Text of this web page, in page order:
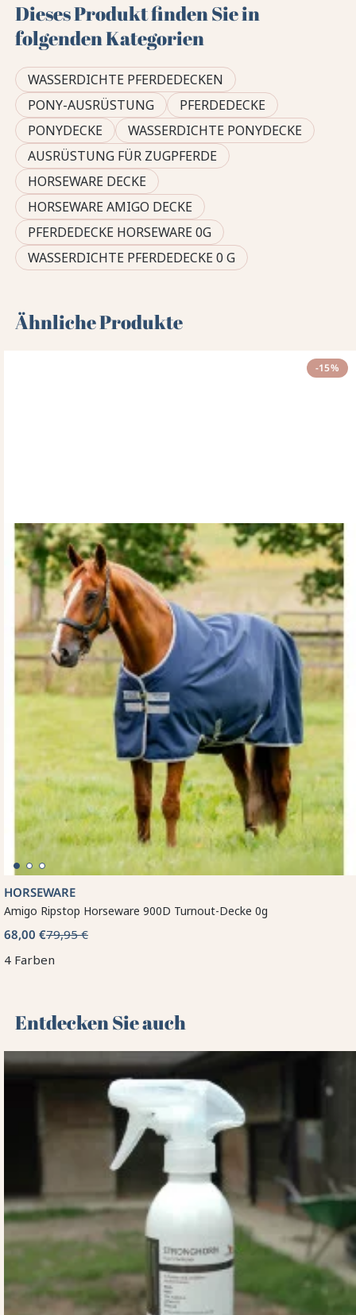
Dieses Produkt finden Sie in
folgenden Kategorien
WASSERDICHTE PFERDEDECKEN
PONY-AUSRÜSTUNG
PFERDEDECKE
PONYDECKE
WASSERDICHTE PONYDECKE
AUSRÜSTUNG FÜR ZUGPFERDE
HORSEWARE DECKE
HORSEWARE AMIGO DECKE
PFERDEDECKE HORSEWARE 0G
WASSERDICHTE PFERDEDECKE 0 G
Ähnliche Produkte
-15%
HORSEWARE
Amigo Ripstop Horseware 900D Turnout-Decke 0g
68,00 €79,95 €
4 Farben
Entdecken Sie auch 🌻